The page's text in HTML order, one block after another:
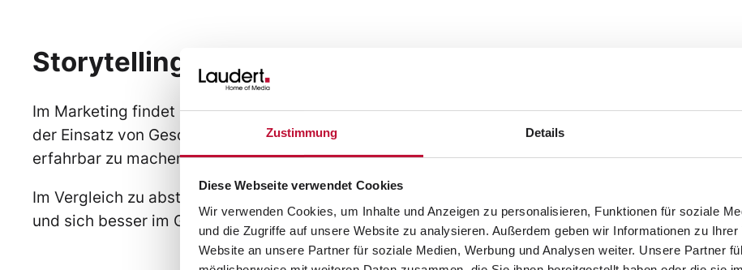
Zustimmung Details
Diese Webseite verwendet Cookies
Wir verwenden Cookies, um Inhalte und Anzeigen zu personalisieren, Funktionen für soziale
und die Zugriffe auf unsere Website zu analysieren. Außerdem geben wir Informationen zu Ihrer
Website an unsere Partner für soziale Medien, Werbung und Analysen weiter. Unsere Partner
Storytelling im Marketing
Im Marketing findet es strategische Anwendung einerseits, um Werte, Traditionen und
der Einsatz von Geschichten auch prädestiniert dafür, Ressourcen und Bedürfnisse zu wecken,
erfahrbar zu machen und entsprechende Lösungswege durch das eigene Leistungsangebot
Im Vergleich zu abstrakter, trockener Informationsweitergabe haben Geschichten den Vorteil,
und sich besser im Gedächtnis zu verankern. Sie können Sinn- und Identitätsstiftend eingesetzt